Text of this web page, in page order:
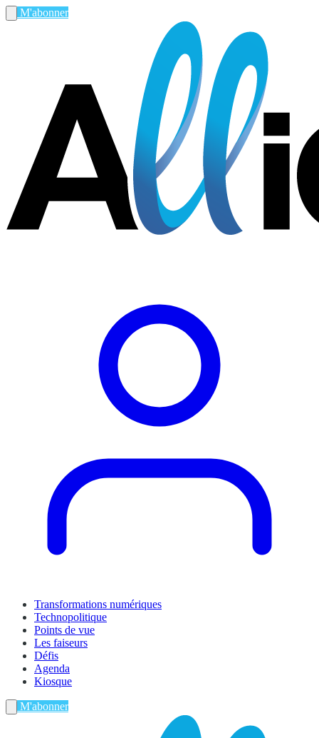
M'abonner
Transformations numériques
Technopolitique
Points de vue
Les faiseurs
Défis
Agenda
Kiosque
M'abonner